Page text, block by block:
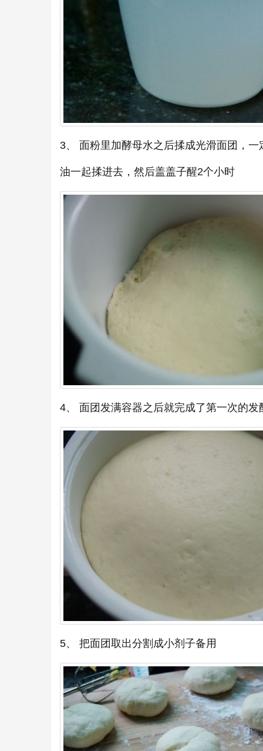
3、 面粉里加酵母水之后揉成光滑面团，
油一起揉进去，然后盖盖子醒2个小时
4、 面团发满容器之后就完成了第一次的发
5、 把面团取出分割成小剂子备用